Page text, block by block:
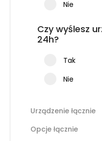
Nie
Czy wyślesz
24h?
Tak
Nie
Urządzenie łącznie
Opcje łącznie